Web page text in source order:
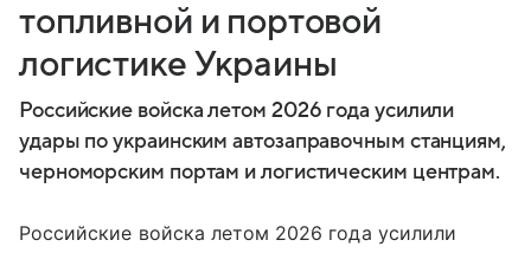
топливной и портовой
логистике Украины
Российские войска летом 2026 года усилили
удары по украинским автозаправочным станциям,
черноморским портам и логистическим центрам.
Российские войска летом 2026 года усилили